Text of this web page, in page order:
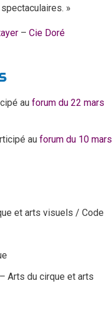
»
– Cie Doré
au forum du 22 mars
au forum du 10 mars
et arts visuels / Code
Arts du cirque et arts